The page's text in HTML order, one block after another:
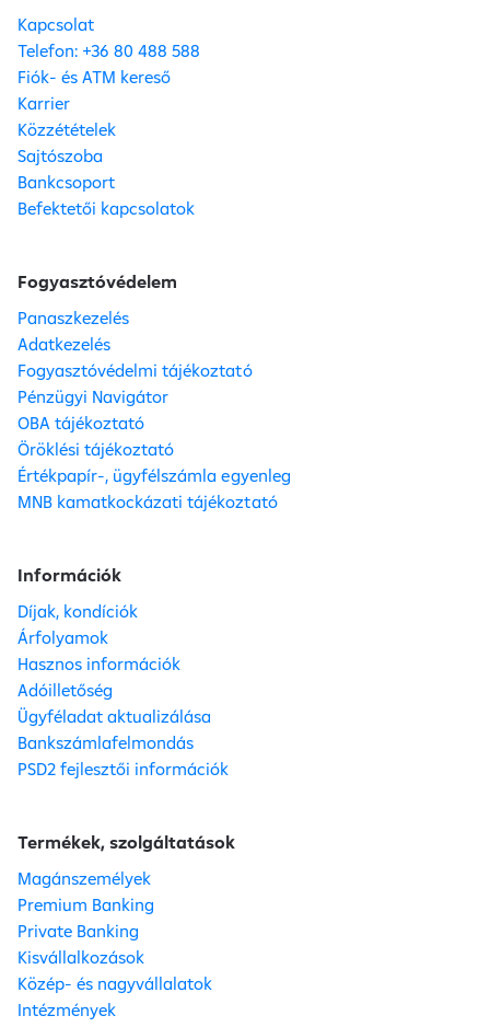
Kapcsolat
Telefon: +36 80 488 588
Fiók- és ATM kereső
Karrier
Közzétételek
Sajtószoba
Bankcsoport
Befektetői kapcsolatok
Fogyasztóvédelem
Panaszkezelés
Adatkezelés
Fogyasztóvédelmi tájékoztató
Pénzügyi Navigátor
OBA tájékoztató
Öröklési tájékoztató
Értékpapír-, ügyfélszámla egyenleg
MNB kamatkockázati tájékoztató
Információk
Díjak, kondíciók
Árfolyamok
Hasznos információk
Adóilletőség
Ügyféladat aktualizálása
Bankszámlafelmondás
PSD2 fejlesztői információk
Termékek, szolgáltatások
Magánszemélyek
Premium Banking
Private Banking
Kisvállalkozások
Közép- és nagyvállalatok
Intézmények